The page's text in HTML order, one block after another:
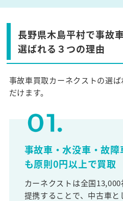
長野県木島平村で事故
選ばれる３つの理由
事故車買取カーネクストの選
だけます。
事故車・水没車・故
も原則0円以上で買取
カーネクストは全国
提携することで、中古車